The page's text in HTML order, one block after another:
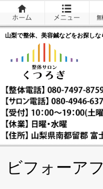
山梨で整体、美容鍼などをお探しな
ビフォーア